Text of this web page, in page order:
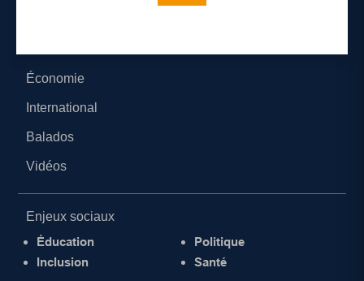
Économie
International
Balados
Vidéos
Enjeux sociaux
Éducation
Inclusion
Politique
Santé